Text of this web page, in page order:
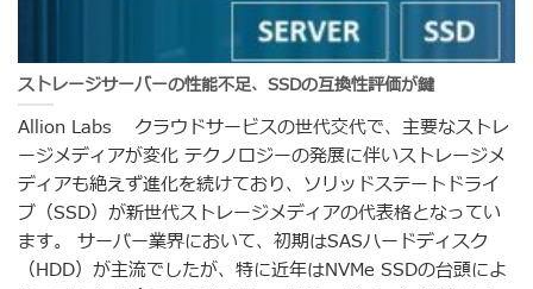
ストレージサーバーの性能不足、SSDの互換性評価が鍵
Allion Labs クラウドサービスの世代交代で、主要なストレ
ージメディアが変化 テクノロジーの発展に伴いストレージメ
ディアも絶えず進化を続けており、ソリッドステートドライ
ブ（SSD）が新世代ストレージメディアの代表格となってい
ます。 サーバー業界において、初期はSASハードディスク
（HDD）が主流でしたが、特に近年はNVMe SSDの台頭によ